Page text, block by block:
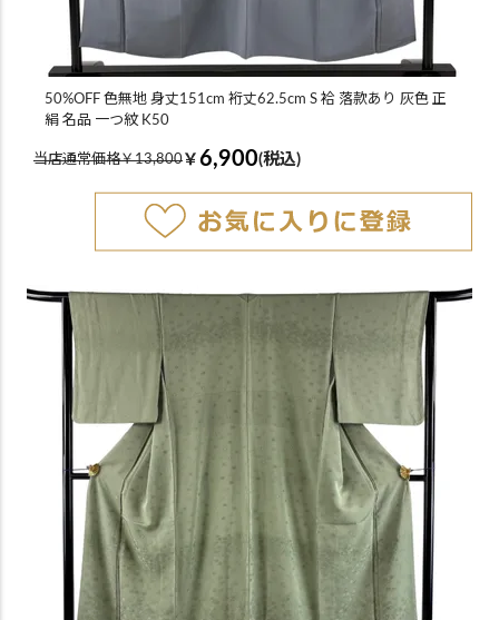
50%OFF 色無地 身丈151cm 裄丈62.5cm S 袷 落款あり 灰色 正
絹 名品 一つ紋 K50
当店通常価格￥13,800￥ 6,900(税込)